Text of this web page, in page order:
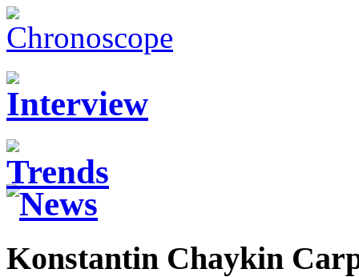
Konstantin Chaykin